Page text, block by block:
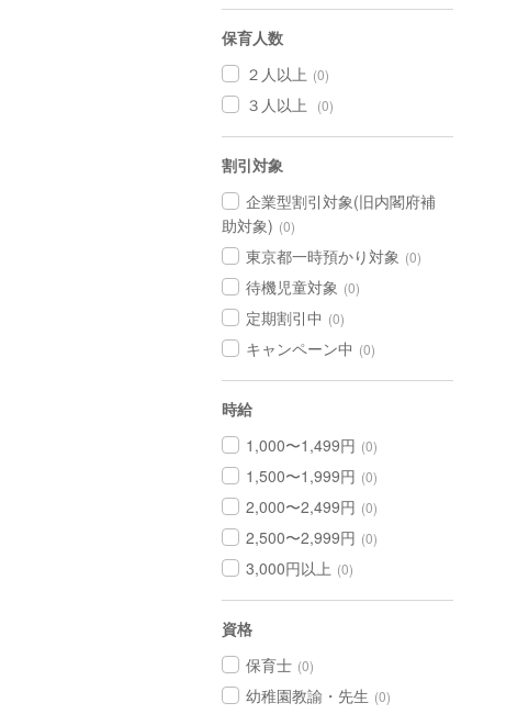
保育人数
２人以上 (0)
３人以上 (0)
割引対象
企業型割引対象(旧内閣府補
助対象) (0)
東京都一時預かり対象 (0)
待機児童対象 (0)
定期割引中 (0)
キャンペーン中 (0)
時給
1,000〜1,499円 (0)
1,500〜1,999円 (0)
2,000〜2,499円 (0)
2,500〜2,999円 (0)
3,000円以上 (0)
資格
保育士 (0)
幼稚園教諭・先生 (0)